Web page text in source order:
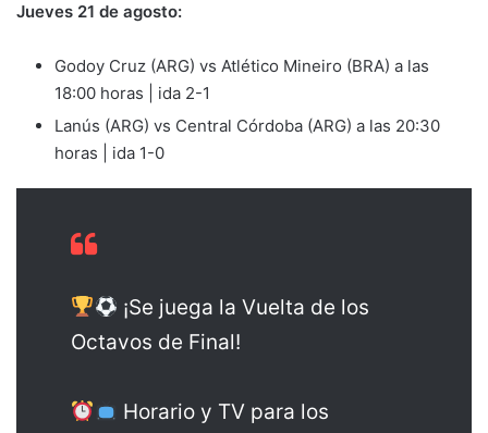
Jueves 21 de agosto:
Godoy Cruz (ARG) vs Atlético Mineiro (BRA) a las
18:00 horas | ida 2-1
Lanús (ARG) vs Central Córdoba (ARG) a las 20:30
horas | ida 1-0
¡Se juega la Vuelta de los
Octavos de Final!
Horario y TV para los